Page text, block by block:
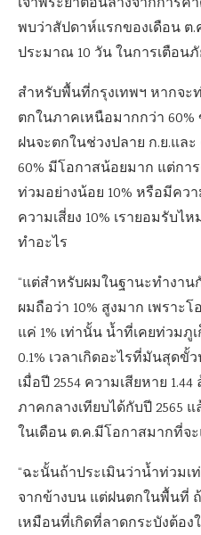
พบว่าสัปดาห์แรกของเดือน ต
ประมาณ 10 วัน ในการเตือน
สำหรับพื้นที่กรุงเทพฯ หากจะ
ตกในภาคเหนือมากกว่า
ฝนจะตกในช่วงปลาย ก.ย.แล
60% มีโอกาสน้อยมาก แต่กา
ท่วมอย่างน้อย 10% หรือมีควา
ความเสี่ยง 10% เรายอมรับไ
ทำอะไร
“แต่สำหรับผมในฐานะทำงา
ผมถือว่า 10% สูงมาก เพราะ
แค่ 1% เท่านั้น น้ำที่เคยท่วมภู
0.1% เวลาเกิดอะไรที่มันสุดขั้
เมื่อปี 2554 ความเสียหาย
ภาคกลางเทียบได้กับปี 2565
ในเดือน ต.ค.มีโอกาสมากที่จะ
“ฉะนั้นถ้าประเมินว่าน้ำท่วมเ
จากข้างบน แต่ฝนตกในพื้นที่
เหมือนที่เกิดที่ลาดกระบังต้อง